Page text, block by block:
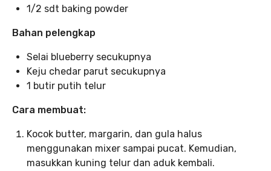
1/2 sdt baking powder
Bahan pelengkap
Selai blueberry secukupnya
Keju chedar parut secukupnya
1 butir putih telur
Cara membuat:
Kocok butter, margarin, dan gula halus
menggunakan mixer sampai pucat. Kemudian,
masukkan kuning telur dan aduk kembali.